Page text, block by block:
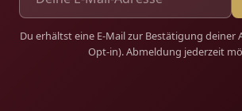
Du erhältst eine E-Mail zur Bestätigung deiner
Opt-in). Abmeldung jederzeit